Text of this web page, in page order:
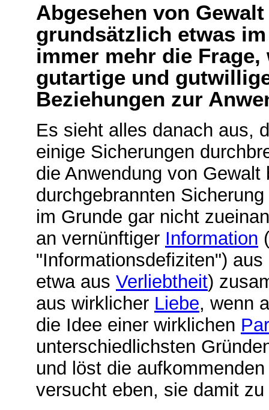
Abgesehen von
grundsätzlich etwas
immer mehr die
gutartige und
Beziehungen zur
Es sieht alles danach aus,
einige Sicherungen
die Anwendung von
durchgebrannten
im Grunde gar nicht
an vernünftiger Information
"Informationsdefiziten")
etwa aus Verliebtheit)
aus wirklicher Liebe, wenn
die Idee einer wirklichen
unterschiedlichsten
und löst die
versucht eben, sie damit